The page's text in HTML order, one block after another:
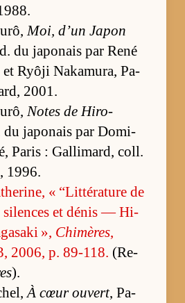
Moi, d’un Ja­pon
du ja­po­nais par René
et Ryôji Na­ka­mu­ra, Pa­
2001.
Notes de Hi­ro­
du ja­po­nais par Do­mi­
Pa­ris : Gal­li­mard, coll.
1996.
« “Lit­té­ra­ture de
si­lences et dé­nis — Hi­
», Chimères,
2006, p. 89-118. (Re­
).
À cœur ou­vert, Pa­